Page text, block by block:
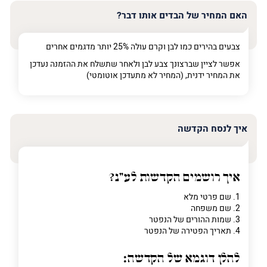
האם המחיר של הבדים אותו דבר?
צבעים בהירים כמו לבן וקרם עולה 25% יותר מדגמים אחרים
אפשר לציין שברצונך צבע לבן ולאחר שתשלח את ההזמנה נעדכן
את המחיר ידנית, (המחיר לא מתעדכן אוטומטי)
איך לנסח הקדשה
איך רושמים הקדשות לע"נ?
1. שם פרטי מלא
2. שם משפחה
3. שמות ההורים של הנפטר
4. תאריך הפטירה של הנפטר
להלן דוגמא של הקדשה: